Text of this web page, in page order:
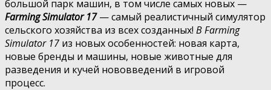
большой парк машин, в том числе самых новых —
Farming Simulator 17 — самый реалистичный симулятор
сельского хозяйства из всех созданных! В Farming
Simulator 17 из новых особенностей: новая карта,
новые бренды и машины, новые животные для
разведения и кучей нововведений в игровой
процесс.